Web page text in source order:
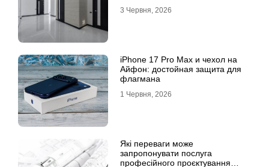
3 Червня, 2026
iPhone 17 Pro Max и чехол на
Айфон: достойная защита для
флагмана
1 Червня, 2026
Які переваги може
запропонувати послуга
професійного проєктування